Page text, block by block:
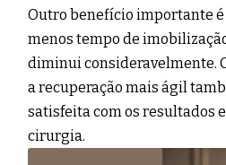
Outro benefício importante é
menos tempo de
diminui consideravelmente.
a recuperação mais ágil
satisfeita com os resultados
cirurgia.